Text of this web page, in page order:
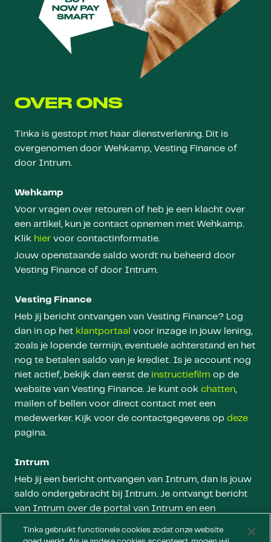
OVER ONS
Tinka is gestopt met haar dienstverlening. Dit is
overgenomen door Wehkamp, Vesting Finance of
door Intrum.
Wehkamp
Voor vragen over retouren of heb je een klacht over
een artikel, kun je contact opnemen met Wehkamp.
Klik hier voor contactinformatie.
Jouw openstaande saldo wordt nu beheerd door
Vesting Finance of door Intrum.
Vesting Finance
Heb jij bericht ontvangen van Vesting Finance? Log
dan in op het klantportaal voor inzage in jouw lening,
zoals je lopende termijn, eventuele achterstand en het
nog te betalen saldo van je krediet. Is je account nog
niet actief, bekijk dan eerst de instructiefilm op de
website van Vesting Finance. Je kunt ook chatten,
mailen of bellen voor direct contact met een
medewerker. Kijk voor de contactgegevens op deze
pagina.
Intrum
Heb jij een bericht ontvangen van Intrum, dan is jouw
saldo ondergebracht bij Intrum. Je ontvangt bericht
van Intrum over de portal van Intrum en een
Je kunt ook contact opnemen. Kijk voor de
Tinka gebruikt functionele cookies zodat onze website